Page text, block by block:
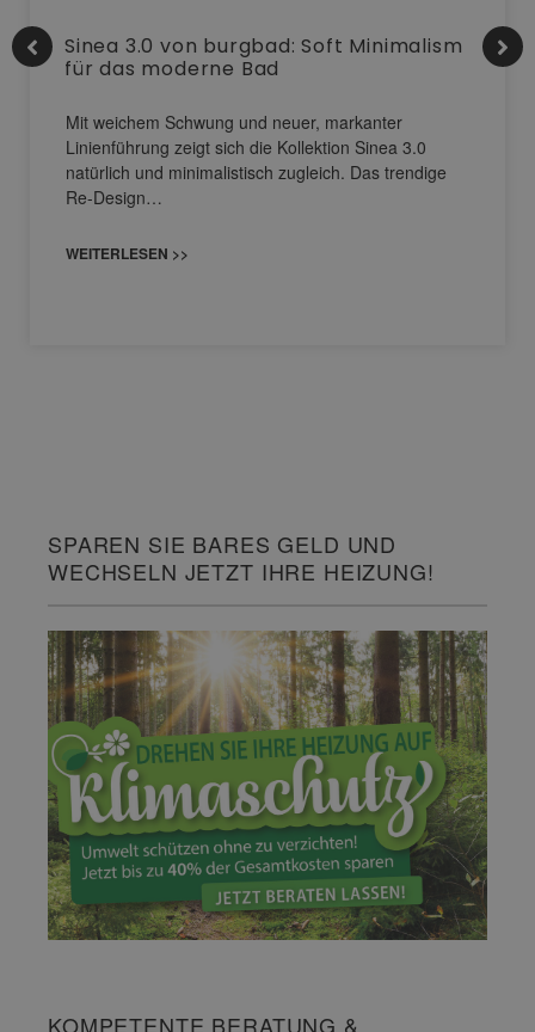
Sinea 3.0 von burgbad: Soft Minimalism
für das moderne Bad
Mit weichem Schwung und neuer, markanter
Linienführung zeigt sich die Kollektion Sinea 3.0
natürlich und minimalistisch zugleich. Das trendige
Re-Design…
WEITERLESEN >>
SPAREN SIE BARES GELD UND
WECHSELN JETZT IHRE HEIZUNG!
KOMPETENTE BERATUNG &